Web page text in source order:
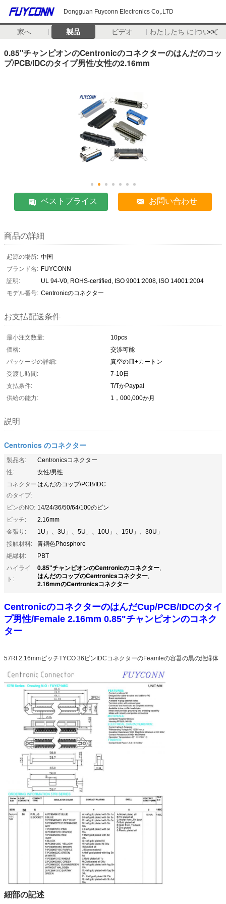
Dongguan Fuyconn Electronics Co,.LTD
家へ 製品 ビデオ わたしたち に つい て
>>
0.85"チャンピオンのCentronicのコネクターのはんだのコッ
プ/PCB/IDCのタイプ男性/女性の2.16mm
ベストプライス お問い合わせ
商品の詳細
起源の場所: 中国
ブランド名: FUYCONN
証明:
UL 94-V0, ROHS-certified, ISO 9001:2008, ISO 14001:2004
モデル番号: Centronicのコネクター
お支払配送条件
最小注文数量:
10pcs
価格:
交渉可能
パッケージの詳細:
真空の皿+カートン
受渡し時間:
7-10日
支払条件:
T/TかPaypal
供給の能力:
1，000,000か月
説明
Centronics のコネクター
製品名:
Centronicsコネクター
性:
女性/男性
コネクター
のタイプ:
はんだのコップ/PCB/IDC
ピンのNO: 14/24/36/50/64/100のピン
ピッチ:
2.16mm
金張り:
1U」、3U」、5U」、10U」、15U」、30U」
接触材料:
青銅色Phosphore
絶縁材:
PBT
ハイライ
ト:
0.85"チャンピオンのCentronicのコネクター,
はんだのコップのCentronicsコネクター,
2.16mmのCentronicsコネクター
CentronicのコネクターのはんだCup/PCB/IDCのタイ
プ男性/Female 2.16mm 0.85"チャンピオンのコネク
ター
57RI 2.16mmピッチTYCO 36ピンIDCコネクターのFeamleの容器の黒の絶縁体
細部の記述